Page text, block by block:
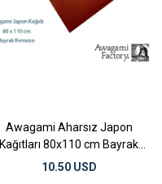
Awagami Aharsız Japon
Kağıtları 80x110 cm Bayrak
Kırmızısı
10.50 USD